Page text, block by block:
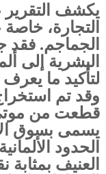
يكشف
التجارة،
الجماجم. فقد
البشرية إلى
لتأكيد ما
وقد تم
قطعت من
يسمى بسوق
الحدود
العنيف